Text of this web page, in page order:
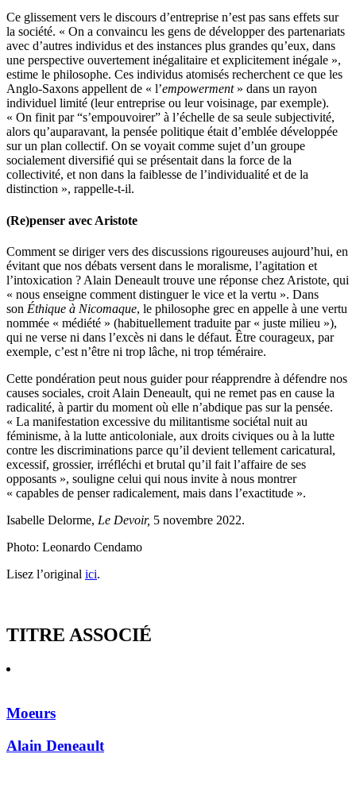
Ce glissement vers le discours d’entreprise n’est pas sans effets sur
la société. « On a convaincu les gens de développer des partenariats
avec d’autres individus et des instances plus grandes qu’eux, dans
une perspective ouvertement inégalitaire et explicitement inégale »,
estime le philosophe. Ces individus atomisés recherchent ce que les
Anglo-Saxons appellent de « l’empowerment» dans un rayon
individuel limité (leur entreprise ou leur voisinage, par exemple).
« On finit par “s’empouvoirer” à l’échelle de sa seule subjectivité,
alors qu’auparavant, la pensée politique était d’emblée développée
sur un plan collectif. On se voyait comme sujet d’un groupe
socialement diversifié qui se présentait dans la force de la
collectivité, et non dans la faiblesse de l’individualité et de la
distinction », rappelle-t-il.
(Re)penser avec Aristote
Comment se diriger vers des discussions rigoureuses aujourd’hui, en
évitant que nos débats versent dans le moralisme, l’agitation et
l’intoxication ? Alain Deneault trouve une réponse chez Aristote, qui
« nous enseigne comment distinguer le vice et la vertu ». Dans
son Éthique à Nicomaque, le philosophe grec en appelle à une vertu
nommée « médiété » (habituellement traduite par « juste milieu »),
qui ne verse ni dans l’excès ni dans le défaut. Être courageux, par
exemple, c’est n’être ni trop lâche, ni trop téméraire.
Cette pondération peut nous guider pour réapprendre à défendre nos
causes sociales, croit Alain Deneault, qui ne remet pas en cause la
radicalité, à partir du moment où elle n’abdique pas sur la pensée.
« La manifestation excessive du militantisme sociétal nuit au
féminisme, à la lutte anticoloniale, aux droits civiques ou à la lutte
contre les discriminations parce qu’il devient tellement caricatural,
excessif, grossier, irréfléchi et brutal qu’il fait l’affaire de ses
opposants », souligne celui qui nous invite à nous montrer
« capables de penser radicalement, mais dans l’exactitude ».
Isabelle Delorme, Le Devoir, 5 novembre 2022.
Photo: Leonardo Cendamo
Lisez l’original ici.
TITRE ASSOCIÉ
Moeurs
Alain Deneault